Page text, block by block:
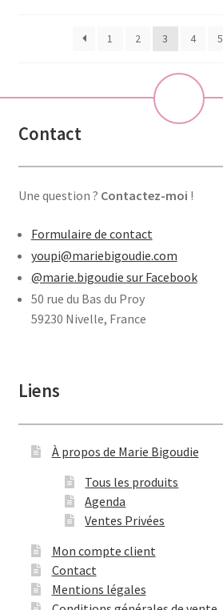
récent
plus
ancien
1 2 3 4 5
Contact
Une question ? Contactez-moi !
Formulaire de contact
youpi@mariebigoudie.com
@marie.bigoudie sur Facebook
50 rue du Bas du Proy
59230 Nivelle, France
Liens
À propos de Marie Bigoudie
Tous les produits
Agenda
Ventes Privées
Mon compte client
Contact
Mentions légales